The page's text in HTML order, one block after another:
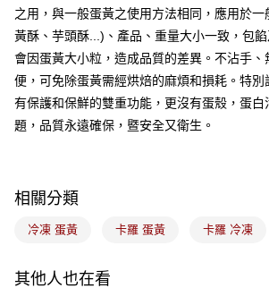
ATM付款
運送方式
冷凍7-11取貨(5kg以內，尺寸不超過90cm)
每筆NT$200，滿NT$2,500(含以上)免運費
冷凍付款後門市自取
免運費
之用，與一般蛋黃之使用方法相同，應用於
黃酥、芋頭酥...)、產品、重量大小一致，包
會因蛋黃大小粒，造成品質的差異。不沾手、
便，可免除蛋黃需經烘焙的麻煩和損耗。特
有保護和保鮮的雙重功能，更沒有蛋殼，蛋白
題，品質永遠確保，暨安全又衛生。
相關分類
冷凍 蛋黃 卡羅 蛋黃 卡羅 冷凍
其他人也在看